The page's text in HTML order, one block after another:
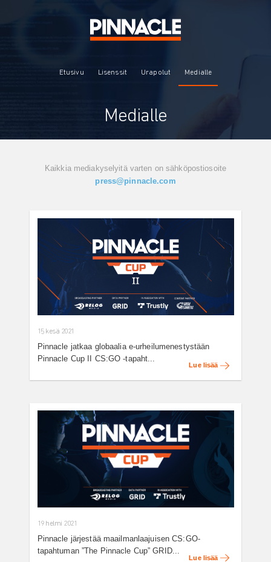
Etusivu Lisenssit Urapolut Medialle
Medialle
Kaikkia mediakyselyitä varten on sähköpostiosoite
press@pinnacle.com
15 kesä 2021
Pinnacle jatkaa globaalia e-urheilumenestystään
Pinnacle Cup II CS:GO -tapaht...
Lue lisää
19 helmi 2021
Pinnacle järjestää maailmanlaajuisen CS:GO-
tapahtuman ”The Pinnacle Cup” GRID...
Lue lisää